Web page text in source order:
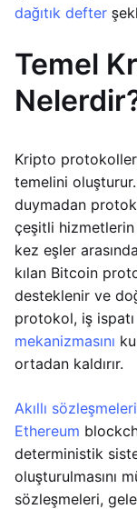
dağıtık defter
Temel
Kripto
temelini
duymadan
çeşitli
kez eşler
kılan Bitcoin
desteklenir ve
protokol, iş ispatı
mekanizmasını
ortadan kaldırır.
Akıllı
Ethereum
deterministik
oluşturulmasını
sözleşmeleri,